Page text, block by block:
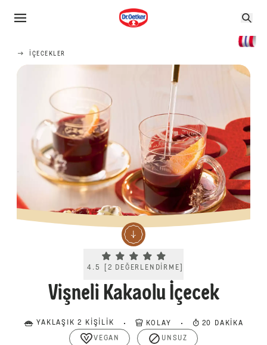
İÇECEKLER
Current rating 4.5. Click to rate.
4.5 2 DEĞERLENDIRME
Vişneli Kakaolu İçecek
YAKLAŞIK 2 KIŞILIK KOLAY 20 DAKIKA
VEGAN UNSUZ